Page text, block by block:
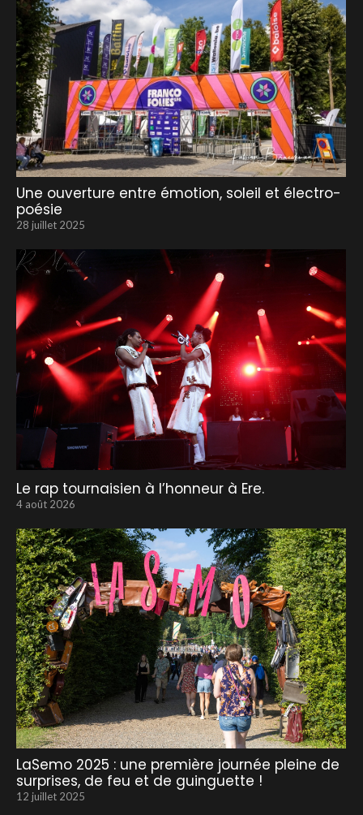
Une ouverture entre émotion, soleil et électro-
poésie
28 juillet 2025
Le rap tournaisien à l’honneur à Ere.
4 août 2026
LaSemo 2025 : une première journée pleine de
surprises, de feu et de guinguette !
12 juillet 2025